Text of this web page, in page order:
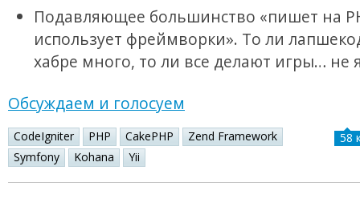
Подавляющее большинство «пишет на
использует фреймворки». То ли
хабре много, то ли все делают игры… не
Обсуждаем и голосуем
CodeIgniter PHP CakePHP
Zend Framework
Symfony
Kohana Yii
58